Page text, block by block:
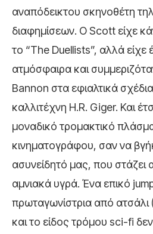
αναπόδεικτου σκηνοθέτη
διαφημίσεων. Ο Scott είχε
το “The Duellists”, αλλά είχε
ατμόσφαιρα και
Bannon στα εφιαλτικά
καλλιτέχνη H.R. Giger. Και
μοναδικό τρομακτικό
κινηματογράφου, σαν να
ασυνείδητό μας, που στάζει
αμνιακά υγρά. Ένα επικό
πρωταγωνίστρια από
και το είδος τρόμου sci-fi δεν